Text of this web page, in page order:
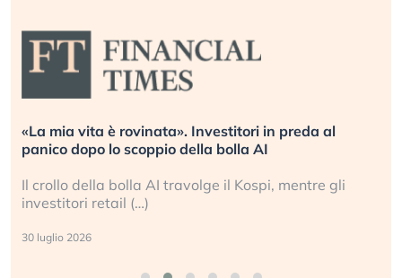
«La mia vita è rovinata». Investitori in preda al
panico dopo lo scoppio della bolla AI
Il crollo della bolla AI travolge il Kospi, mentre gli
investitori retail (…)
30 luglio 2026